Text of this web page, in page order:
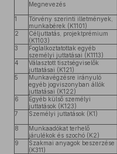
Megnevezés
1
Törvény szerinti illetmények,
munkabérek (K1101)
2
Céljuttatás, projektprémium
(K1103)
3
Foglalkoztatottak egyéb
személyi juttatásai (K1113)
4
Választott tisztségviselők
juttatásai (K121)
5
Munkavégzésre irányuló
egyéb jogviszonyban állók
juttatásai (K122)
6
Egyéb külső személyi
juttatások (K123)
7 Személyi juttatások (K1)
8
Munkaadókat terhelő
járulékok és szochó (K2)
9
Szakmai anyagok beszerzése
(K311)